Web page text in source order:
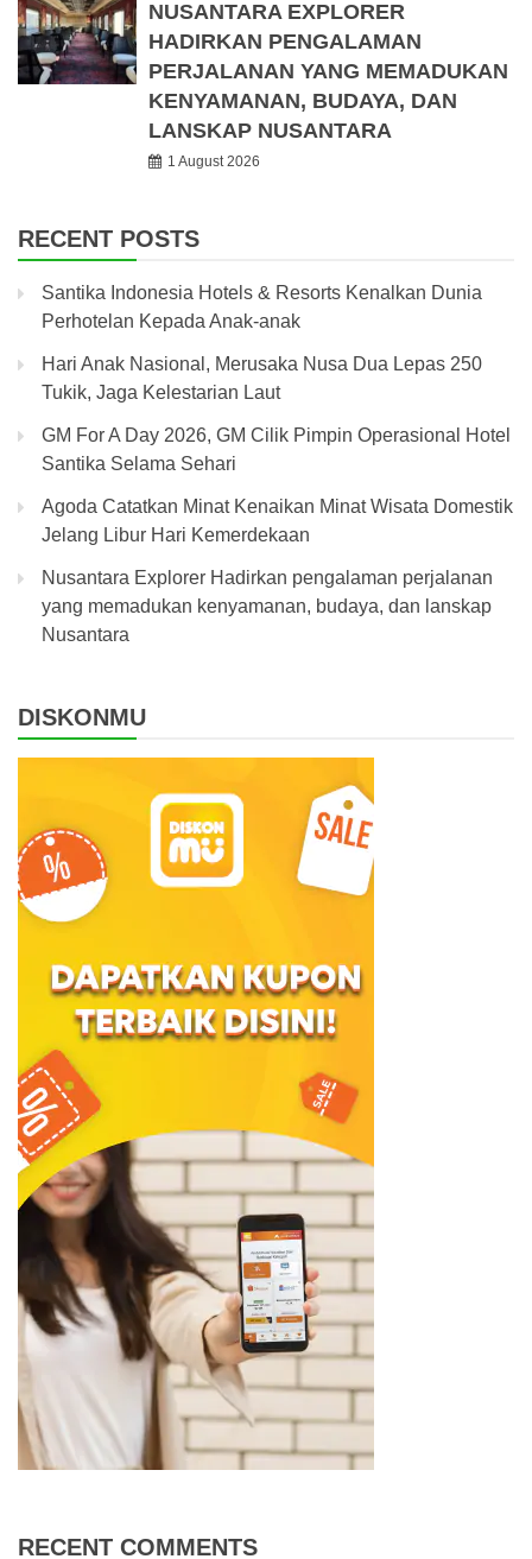
NUSANTARA EXPLORER
HADIRKAN PENGALAMAN
PERJALANAN YANG MEMADUKAN
KENYAMANAN, BUDAYA, DAN
LANSKAP NUSANTARA
1 August 2026
RECENT POSTS
Santika Indonesia Hotels & Resorts Kenalkan Dunia
Perhotelan Kepada Anak-anak
Hari Anak Nasional, Merusaka Nusa Dua Lepas 250
Tukik, Jaga Kelestarian Laut
GM For A Day 2026, GM Cilik Pimpin Operasional Hotel
Santika Selama Sehari
Agoda Catatkan Minat Kenaikan Minat Wisata Domestik
Jelang Libur Hari Kemerdekaan
Nusantara Explorer Hadirkan pengalaman perjalanan
yang memadukan kenyamanan, budaya, dan lanskap
Nusantara
DISKONMU
RECENT COMMENTS